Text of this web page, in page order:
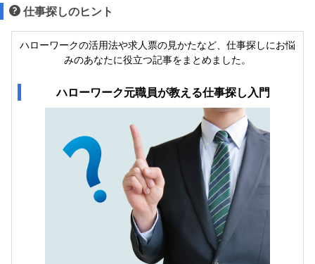
仕事探しのヒント
ハローワークの活用法や求人票の見かたなど、仕事探しにお悩
みのあなたに役立つ記事をまとめました。
ハローワーク元職員が教える仕事探し入門